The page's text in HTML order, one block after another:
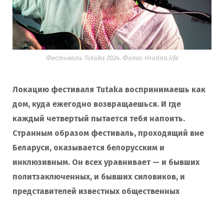
Фестиваль Tutaka 2024. Фото: Hrodna.life
Локацию фестиваля Tutaka воспринимаешь как
дом, куда ежегодно возвращаешься. И где
каждый четвертый пытается тебя напоить.
Странным образом фестиваль, проходящий вне
Беларуси, оказывается белорусским и
инклюзивным. Он всех уравнивает — и бывших
политзаключенных, и бывших силовиков, и
представителей известных общественных